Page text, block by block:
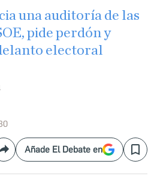
una auditoría de las
pide perdón y
electoral
CompartirAñade El Debate en Save